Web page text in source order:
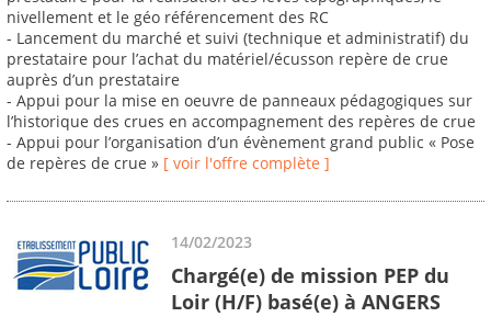
nivellement et le géo référencement des RC
- Lancement du marché et suivi (technique et administratif) du
prestataire pour l’achat du matériel/écusson repère de crue
auprès d’un prestataire
- Appui pour la mise en oeuvre de panneaux pédagogiques sur
l’historique des crues en accompagnement des repères de crue
- Appui pour l’organisation d’un évènement grand public « Pose
de repères de crue » [ voir l'offre complète ]
14/02/2023
Chargé(e) de mission PEP du
Loir (H/F) basé(e) à ANGERS